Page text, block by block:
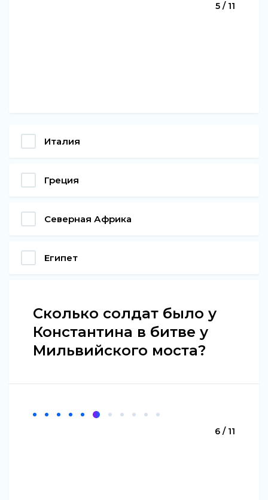
5 / 11
Италия
Греция
Северная Африка
Египет
Сколько солдат было у
Константина в битве у
Мильвийского моста?
6 / 11